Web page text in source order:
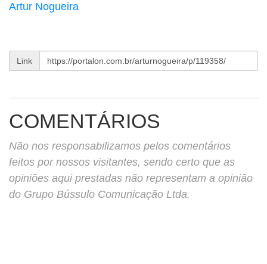
Artur Nogueira
Link
COMENTÁRIOS
Não nos responsabilizamos pelos comentários
feitos por nossos visitantes, sendo certo que as
opiniões aqui prestadas não representam a opinião
do Grupo Bússulo Comunicação Ltda.